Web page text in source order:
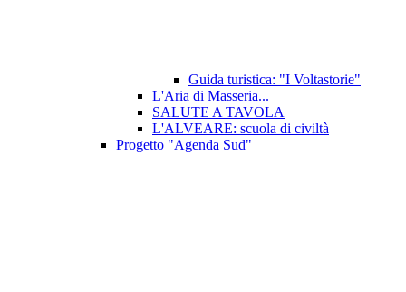
Guida turistica: "I Voltastorie"
L'Aria di Masseria...
SALUTE A TAVOLA
L'ALVEARE: scuola di civiltà
Progetto "Agenda Sud"